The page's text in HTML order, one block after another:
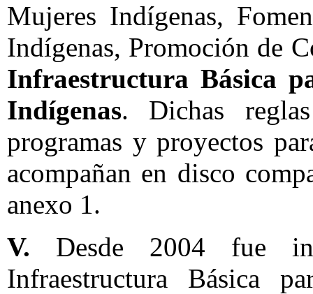
Mujeres Indígenas,
Indígenas, Promoción de
Infraestructura Básica
Indígenas. Dichas
programas y proyectos
acompañan en disco
anexo 1.
V. Desde 2004 fue
Infraestructura Básica